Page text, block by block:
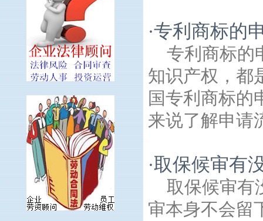
·专利商标的
专利商标的
知识产权，都
国专利商标的
来说了解申请
·取保候审有
取保候审有
审本身不会留